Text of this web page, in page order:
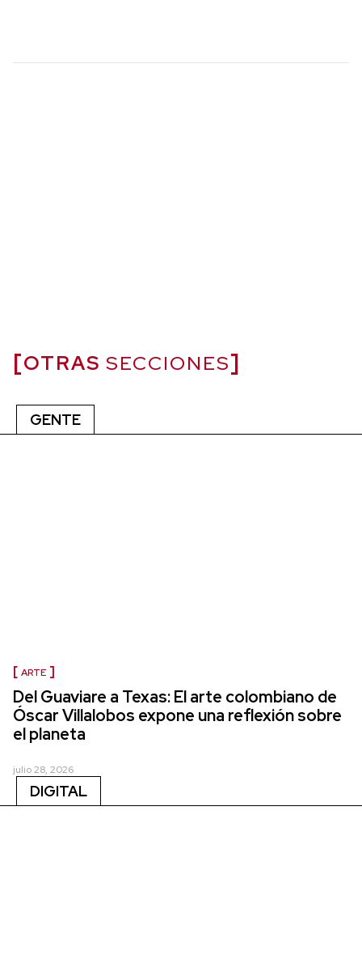
OTRAS SECCIONES
GENTE
ARTE
Del Guaviare a Texas: El arte colombiano de
Óscar Villalobos expone una reflexión sobre
el planeta
julio 28, 2026
DIGITAL